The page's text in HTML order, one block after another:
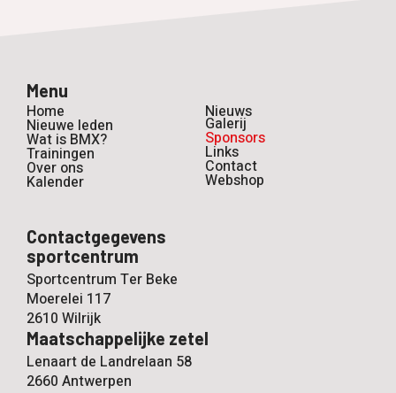
Menu
Home
Nieuwe leden
Wat is BMX?
Trainingen
Over ons
Kalender
Nieuws
Galerij
Sponsors
Links
Contact
Webshop
Contactgegevens
sportcentrum
Sportcentrum Ter Beke
Moerelei 117
2610 Wilrijk
Maatschappelijke zetel
Lenaart de Landrelaan 58
2660 Antwerpen